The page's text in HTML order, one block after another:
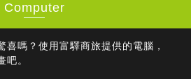
Computer
喜嗎？使用富驛商旅提供的電腦，
吧。